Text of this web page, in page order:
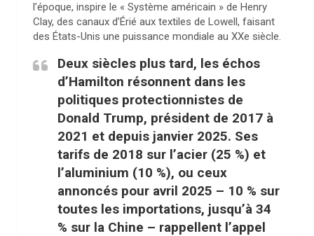
l’époque, inspire le « Système américain » de Henry
Clay, des canaux d’Érié aux textiles de Lowell, faisant
des États-Unis une puissance mondiale au XXe siècle.
Deux siècles plus tard, les échos
d’Hamilton résonnent dans les
politiques protectionnistes de
Donald Trump, président de 2017 à
2021 et depuis janvier 2025. Ses
tarifs de 2018 sur l’acier (25 %) et
l’aluminium (10 %), ou ceux
annoncés pour avril 2025 – 10 % sur
toutes les importations, jusqu’à 34
% sur la Chine – rappellent l’appel